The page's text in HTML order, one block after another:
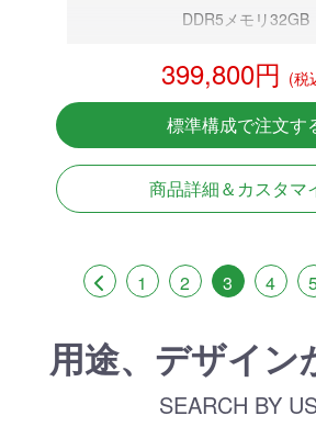
DDR5メモリ32GB
NVMeSSD 1TB
無線LAN Bluetooth対応
Windows11 Home 64bit
399,800円 (税
標準構成で注文す
商品詳細＆カスタマ
1 2 3 4
用途、デザイン
SEARCH BY